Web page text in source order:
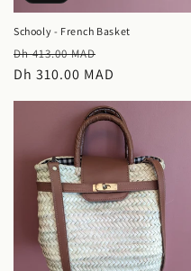
Schooly - French Basket
Regular
price
Dh 413.00 MAD
price
Dh 310.00 MAD